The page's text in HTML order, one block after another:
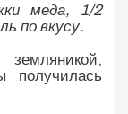
меда, 1/2
по вкусу.
получилась